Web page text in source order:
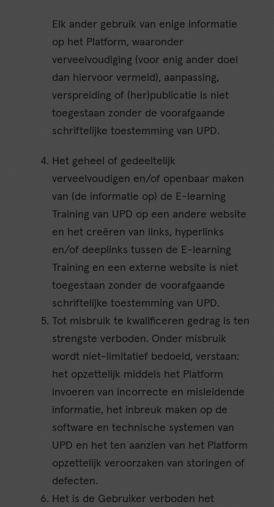
Elk ander gebruik van enige informatie
op het Platform, waaronder
verveelvoudiging (voor enig ander doel
dan hiervoor vermeld), aanpassing,
verspreiding of (her)publicatie is niet
toegestaan zonder de voorafgaande
schriftelijke toestemming van UPD.
Het geheel of gedeeltelijk
verveelvoudigen en/of openbaar maken
van (de informatie op) de E-learning
Training van UPD op een andere website
en het creëren van links, hyperlinks
en/of deeplinks tussen de E-learning
Training en een externe website is niet
toegestaan zonder de voorafgaande
schriftelijke toestemming van UPD.
Tot misbruik te kwalificeren gedrag is ten
strengste verboden. Onder misbruik
wordt niet-limitatief bedoeld, verstaan:
het opzettelijk middels het Platform
invoeren van incorrecte en misleidende
informatie, het inbreuk maken op de
software en technische systemen van
UPD en het ten aanzien van het Platform
opzettelijk veroorzaken van storingen of
defecten.
Het is de Gebruiker verboden het